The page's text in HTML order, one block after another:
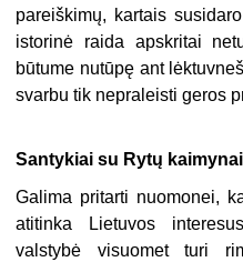
pareiškimų, kartais
istorinė raida apskritai
būtume nutūpę ant
svarbu tik nepraleisti geros
Santykiai su Rytų
Galima pritarti nuomonei,
atitinka Lietuvos
valstybė visuomet turi